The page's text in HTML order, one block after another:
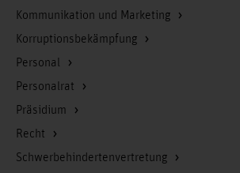
Kommunikation und Marketing
Korruptionsbekämpfung
Personal
Personalrat
Präsidium
Recht
Schwerbehindertenvertretung